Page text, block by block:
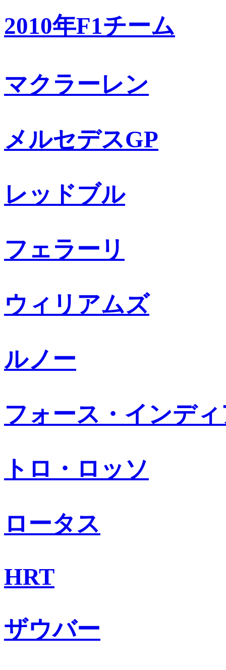
2010年F1チーム
マクラーレン
メルセデスGP
レッドブル
フェラーリ
ウィリアムズ
ルノー
フォース・インデ
トロ・ロッソ
ロータス
HRT
ザウバー